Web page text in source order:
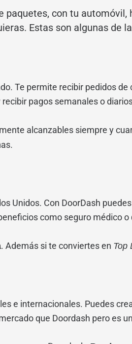
paquetes, con tu automóvil,
Estas son algunas de
Te permite recibir pedidos
pagos semanales o
alcanzables siempre y
Unidos. Con DoorDash
como seguro médico
. Además si te conviertes en Top
e internacionales. Puedes
que Doordash pero es